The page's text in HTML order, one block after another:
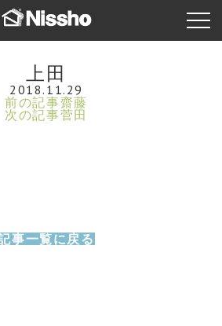
上田
2018.11.29
前の記事齋藤
次の記事菅田
事一覧に戻る